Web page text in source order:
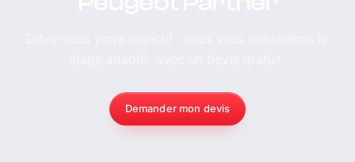
Demander mon devis